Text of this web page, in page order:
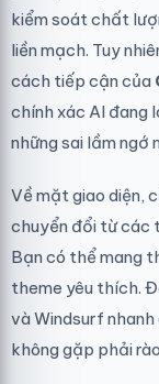
kiểm soát chất
liền mạch. Tuy
cách tiếp cận của
chính xác AI đang
những sai lầm ngớ
Về mặt giao diện,
chuyển đổi từ các
Bạn có thể mang
theme yêu thích.
và Windsurf
không gặp phải